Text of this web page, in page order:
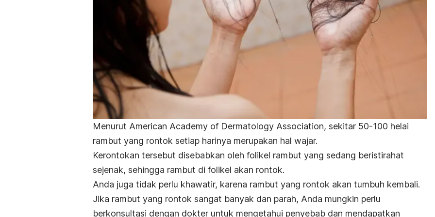
Menurut American Academy of Dermatology Association, sekitar 50-100 helai
rambut yang rontok setiap harinya merupakan hal wajar.
Kerontokan tersebut disebabkan oleh folikel rambut yang sedang beristirahat
sejenak, sehingga rambut di folikel akan rontok.
Anda juga tidak perlu khawatir, karena rambut yang rontok akan tumbuh kembali.
Jika rambut yang rontok sangat banyak dan parah, Anda mungkin perlu
berkonsultasi dengan dokter untuk mengetahui penyebab dan mendapatkan